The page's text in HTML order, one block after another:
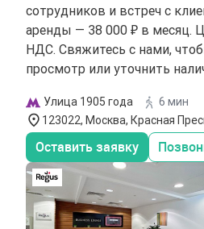
сотрудников и встреч с
аренды — 38 000 ₽ в месяц.
НДС. Свяжитесь с нами,
просмотр или уточнить
Улица 1905 года
6 мин
123022, Москва, Красная
Оставить заявку